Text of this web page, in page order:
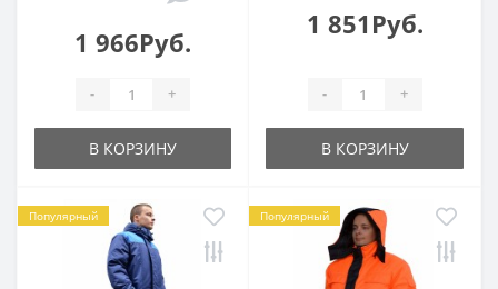
1 966Руб.
- +
В КОРЗИНУ
1 851Руб.
- +
В КОРЗИНУ
Популярный Популярный